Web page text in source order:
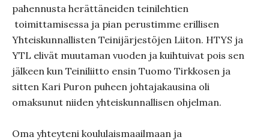
pahennusta herättäneiden teinilehtien
toimittamisessa ja pian perustimme erillisen
Yhteiskunnallisten Teinijärjestöjen Liiton. HTYS ja
YTL elivät muutaman vuoden ja kuihtuivat pois sen
jälkeen kun Teiniliitto ensin Tuomo Tirkkosen ja
sitten Kari Puron puheen johtajakausina oli
omaksunut niiden yhteiskunnallisen ohjelman.
Oma yhteyteni koululaismaailmaan ja